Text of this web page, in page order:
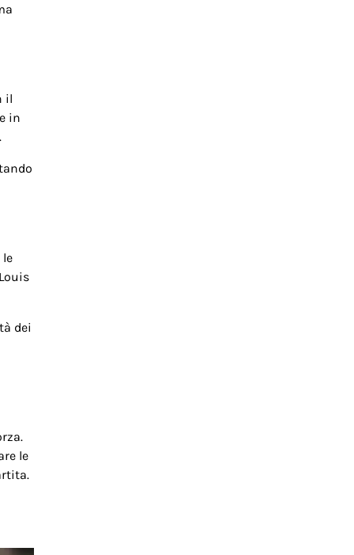
il
in
le
dei
le